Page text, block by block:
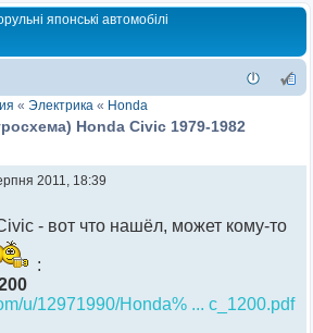
японські автомобілі
« Электрика « Honda
Honda Civic 1979-1982
2011, 18:39
- вот что нашёл, может кому-то
:
u/12971990/Honda% ... c_1200.pdf